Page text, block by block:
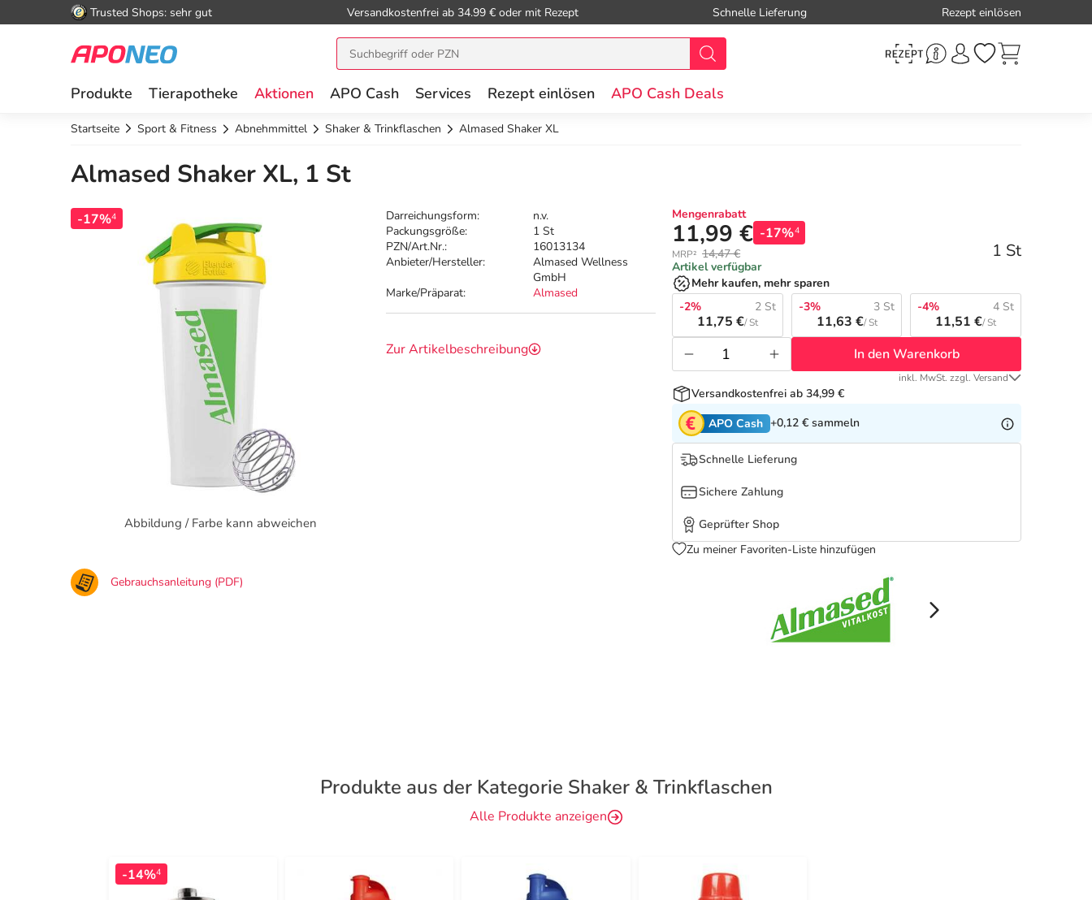
Trusted Shops: sehr gut Versandkostenfrei ab 34.99 € oder mit Rezept Schnelle Lieferung Rezept einlösen
Produkte Tierapotheke Aktionen APO Cash Services Rezept einlösen APO Cash Deals
Startseite Sport & Fitness Abnehmmittel Shaker & Trinkflaschen Almased Shaker XL
Almased Shaker XL, 1 St
-17%4
Abbildung / Farbe kann abweichen
Darreichungsform:
n.v.
Packungsgröße:
1 St
PZN/Art.Nr.:
16013134
Anbieter/Hersteller:
Almased Wellness
GmbH
Marke/Präparat:
Almased
Zur Artikelbeschreibung
Mengenrabatt
11,99 € -17%4
MRP² 14,47 € 1 St
Artikel verfügbar
Mehr kaufen, mehr sparen
-2%
2 St
11,75 €/ St
-3% 3 St
11,63 €/ St
-4% 4 St
11,51 €/ St
In den Warenkorb
inkl. MwSt. zzgl. Versand
Versandkostenfrei ab 34,99 €
APO Cash +0,12 € sammeln
Schnelle Lieferung
Sichere Zahlung
Geprüfter Shop
Zu meiner Favoriten-Liste hinzufügen
Gebrauchsanleitung (PDF)
Produkte aus der Kategorie Shaker & Trinkflaschen
Alle Produkte anzeigen
-14%4